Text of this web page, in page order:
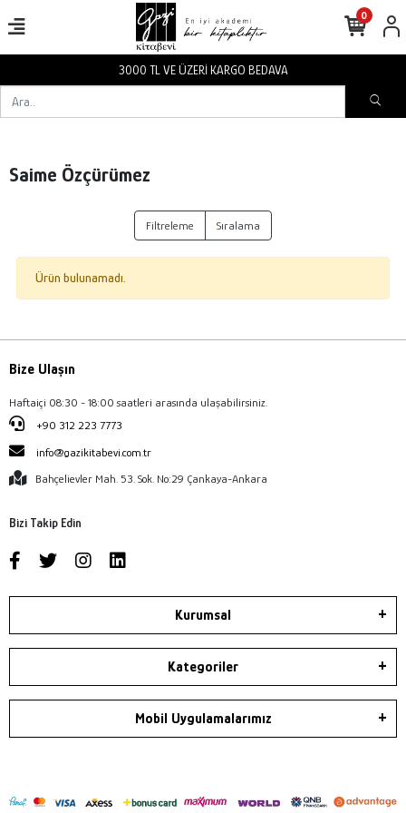
3000 TL VE ÜZERİ KARGO BEDAVA
0
Saime Özçürümez
Filtreleme Sıralama
Ürün bulunamadı.
Bize Ulaşın
Haftaiçi 08:30 - 18:00 saatleri arasında ulaşabilirsiniz.
+90 312 223 7773
info@gazikitabevi.com.tr
Bahçelievler Mah. 53. Sok. No:29 Çankaya-Ankara
Bizi Takip Edin
Kurumsal
Kategoriler
Mobil Uygulamalarımız